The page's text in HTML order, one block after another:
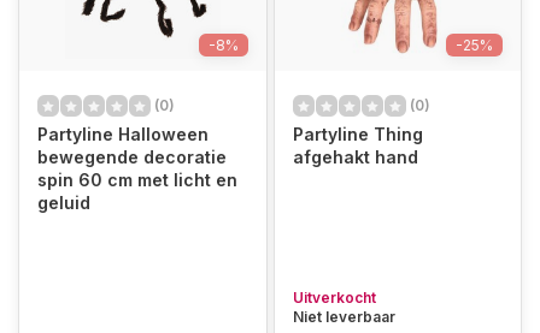
-8%
(0)
Partyline Halloween
bewegende decoratie
spin 60 cm met licht en
geluid
-25%
(0)
Partyline Thing
afgehakt hand
Uitverkocht
Niet leverbaar